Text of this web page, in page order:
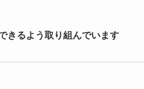
きるよう取り組んでいます